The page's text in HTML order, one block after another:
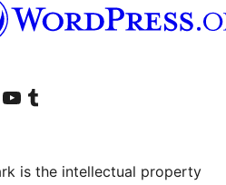
Instagram
de LinkedInaccount
Visita nuestro canal de YouTube
Visit our Tumblr account
is the intellectual property